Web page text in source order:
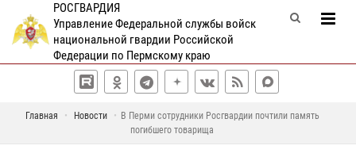
РОСГВАРДИЯ
Управление Федеральной службы войск
национальной гвардии Российской
Федерации по Пермскому краю
Главная Новости
В Перми сотрудники Росгвардии почтили память
погибшего товарища